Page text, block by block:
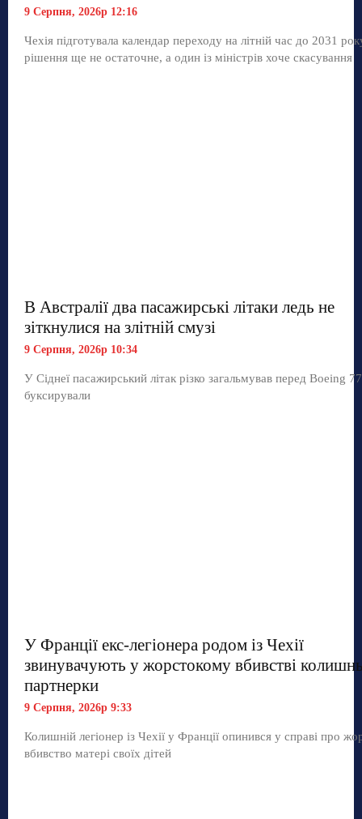
9 Серпня, 2026р 12:16
Чехія підготувала календар переходу на літній час до 2031
рішення ще не остаточне, а один із міністрів хоче скасування
В Австралії два пасажирські літаки ледь не
зіткнулися на злітній смузі
9 Серпня, 2026р 10:34
У Сіднеї пасажирський літак різко загальмував перед Boeing
буксирували
У Франції екс-легіонера родом із Чехії
звинувачують у жорстокому вбивстві
партнерки
9 Серпня, 2026р 9:33
Колишній легіонер із Чехії у Франції опинився у справі про
вбивство матері своїх дітей